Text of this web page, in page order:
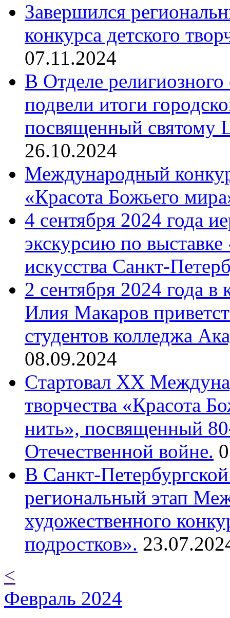
Завершился
конкурса детского
07.11.2024
В Отделе религиозного
подвели итоги
посвященный святому
26.10.2024
Международный
«Красота Божьего
4 сентября 2024 года
экскурсию по
искусства Санкт-
2 сентября 2024 года
Илия Макаров
студентов колледжа
08.09.2024
Cтартовал XX
творчества «Красота
нить», посвященный
Отечественной войне.
В Санкт-
региональный этап
художественного
подростков».
<
Февраль 2024